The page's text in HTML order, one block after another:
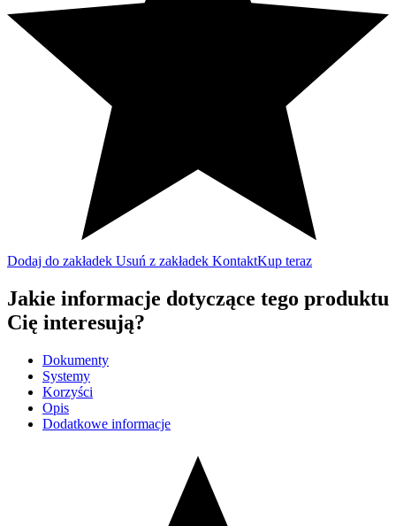
Dodaj do zakładek Usuń z zakładek KontaktKup teraz
Jakie informacje dotyczące tego produktu
Cię interesują?
Dokumenty
Systemy
Korzyści
Opis
Dodatkowe informacje